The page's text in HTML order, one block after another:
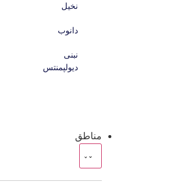
نخیل
دانوب
نبنی
دیولپمنتس
مناطق